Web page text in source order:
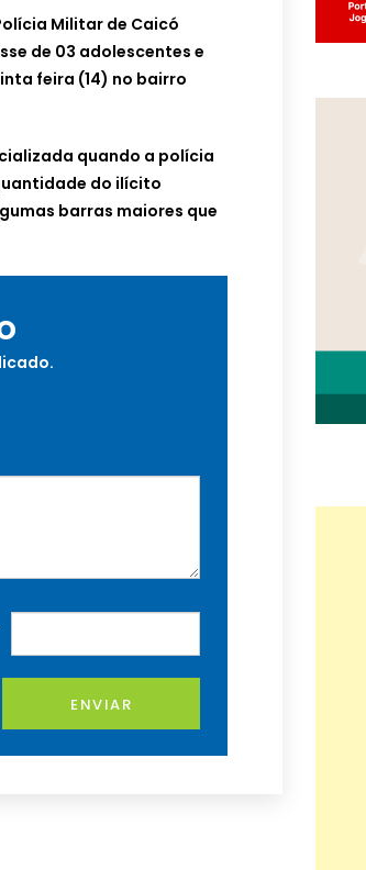
Militar de Caicó
de 03 adolescentes e
feira (14) no bairro
quando a polícia
do ilícito
barras maiores que
ENVIAR